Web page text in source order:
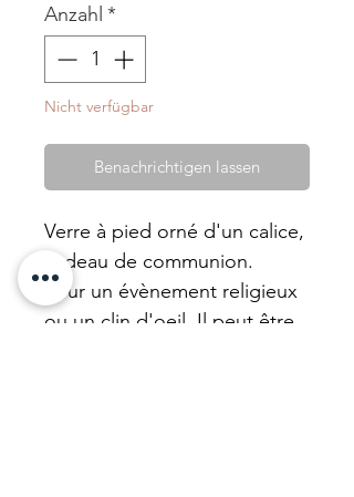
Anzahl *
Nicht verfügbar
Benachrichtigen lassen
Verre à pied orné d'un calice,
cadeau de communion.
Pour un évènement religieux
ou un clin d'oeil. Il peut être